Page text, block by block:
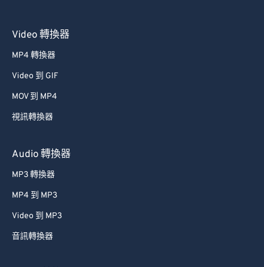
Video 轉換器
MP4 轉換器
Video 到 GIF
MOV 到 MP4
視訊轉換器
Audio 轉換器
MP3 轉換器
MP4 到 MP3
Video 到 MP3
音訊轉換器